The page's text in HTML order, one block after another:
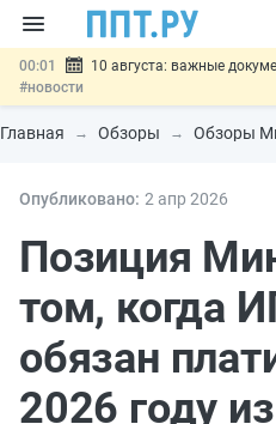
00:01
10 августа: важные
#новости
07.08 Подписан закон о
«Честный знак»#новости
07.08 Госпошлину за устранение
07.08
Разработают
отношений #новости
Главная Обзоры Обзоры
Опубликовано: 2 апр 2026
Позиция
том, когда
обязан
2026 году